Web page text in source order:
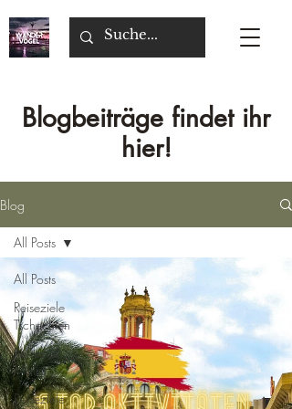
Blogbeiträge findet ihr
hier!
Blog
All Posts
Reiseziele
Tschechien
Reiseziel
Malta
Reiseziele
All Posts